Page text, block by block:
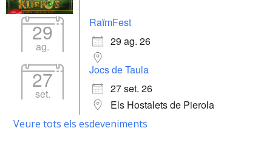
29
ag.
RaïmFest
29 ag. 26
27
set.
Jocs de Taula
27 set. 26
Els Hostalets de Pierola
Veure tots els esdeveniments